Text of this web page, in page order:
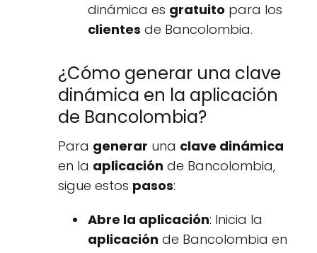
dinámica es gratuito para los
clientes de Bancolombia.
¿Cómo generar una clave
dinámica en la aplicación
de Bancolombia?
Para generar una clave dinámica
en la aplicación de Bancolombia,
sigue estos pasos:
Abre la aplicación: Inicia la
aplicación de Bancolombia en